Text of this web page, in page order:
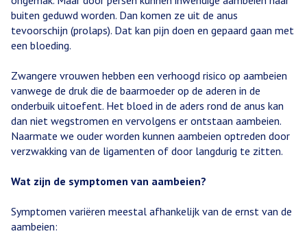
buiten geduwd worden. Dan komen ze uit de anus
tevoorschijn (prolaps). Dat kan pijn doen en gepaard gaan met
een bloeding.
Zwangere vrouwen hebben een verhoogd risico op aambeien
vanwege de druk die de baarmoeder op de aderen in de
onderbuik uitoefent. Het bloed in de aders rond de anus kan
dan niet wegstromen en vervolgens er ontstaan aambeien.
Naarmate we ouder worden kunnen aambeien optreden door
verzwakking van de ligamenten of door langdurig te zitten.
Wat zijn de symptomen van aambeien?
Symptomen variëren meestal afhankelijk van de ernst van de
aambeien: